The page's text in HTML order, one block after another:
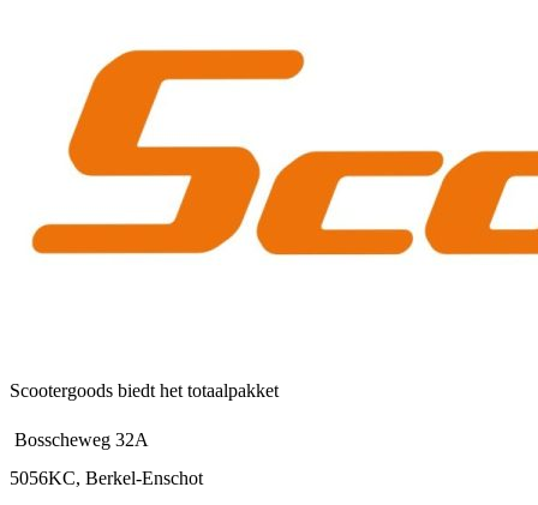
variaties.
Deze
optie
kan
gekozen
op
productpagina
Scootergoods biedt het totaalpakket
Bosscheweg 32A
5056KC, Berkel-Enschot